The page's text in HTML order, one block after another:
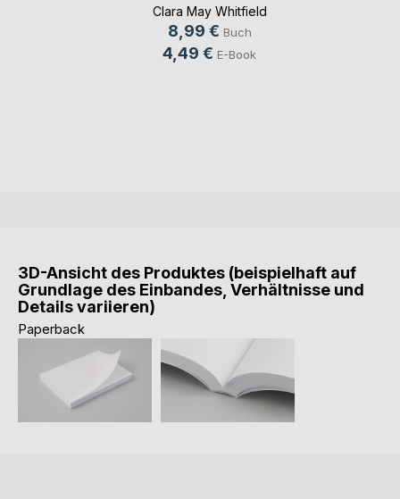
Clara May Whitfield
8,99 € Buch
4,49 € E-Book
3D-Ansicht des Produktes (beispielhaft auf
Grundlage des Einbandes, Verhältnisse und
Details variieren)
Paperback